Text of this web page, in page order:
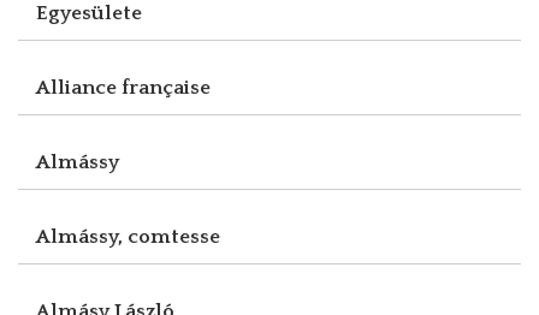
Egyesülete
Alliance française
Almássy
Almássy, comtesse